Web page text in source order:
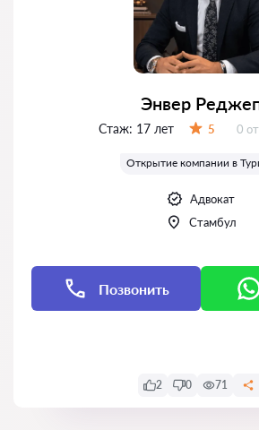
Энвер
Стаж: 17 лет 5 0
Открытие компании в
Адвокат
Стамбул
Позвонить
2 0 71